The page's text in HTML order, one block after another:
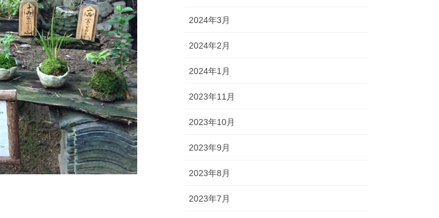
2024年3月
2024年2月
2024年1月
2023年11月
2023年10月
2023年9月
2023年8月
2023年7月